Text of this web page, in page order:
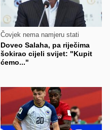
Čovjek nema namjeru stati
Doveo Salaha, pa riječima
šokirao cijeli svijet: "Kupit
ćemo..."